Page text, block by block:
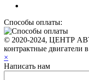
Способы оплаты:
© 2020-2024, ЦЕНТР
контрактные двигатели
×
Написать нам